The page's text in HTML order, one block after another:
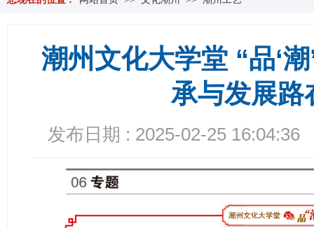
潮州文化大学堂 “品‘
承与发展路
发布日期 : 2025-02-25 16:04:36